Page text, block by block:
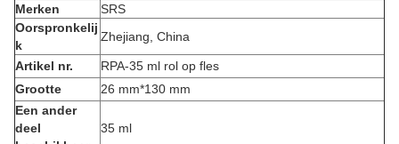
Merken
SRS
Oorspronkelij
k
Zhejiang, China
Artikel nr.
RPA-35 ml rol op fles
Grootte
26 mm*130 mm
Een ander
deel
35 ml